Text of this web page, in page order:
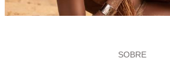
SOBRE